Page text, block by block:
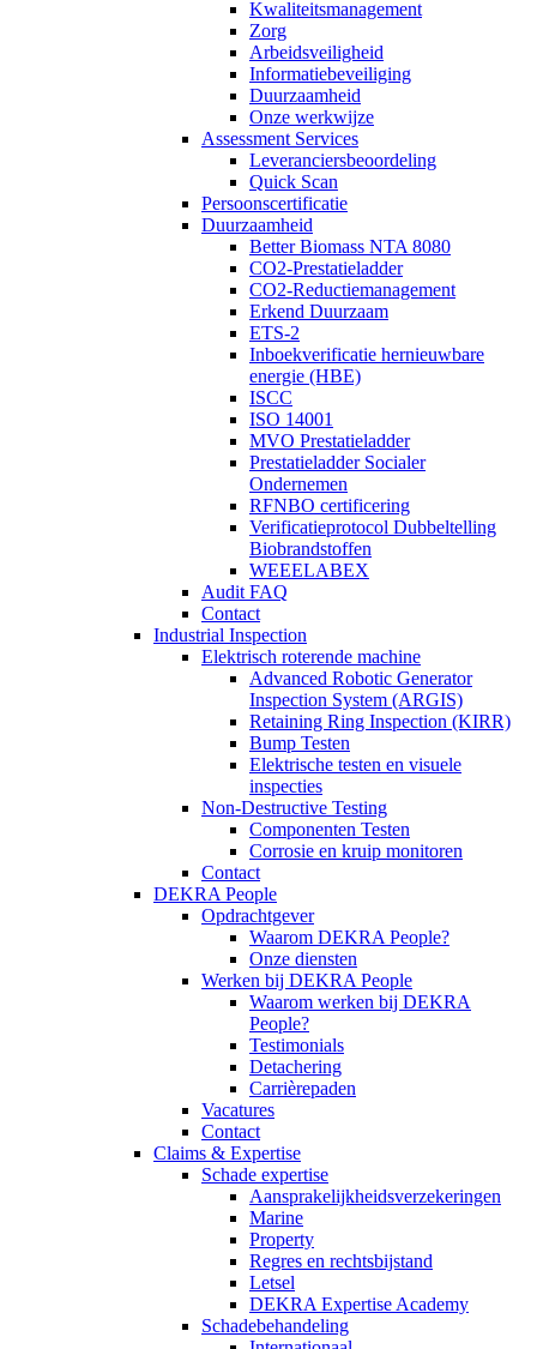
Kwaliteitsmanagement
Zorg
Arbeidsveiligheid
Informatiebeveiliging
Duurzaamheid
Onze werkwijze
Assessment Services
Leveranciersbeoordeling
Quick Scan
Persoonscertificatie
Duurzaamheid
Better Biomass NTA 8080
CO2-Prestatieladder
CO2-Reductiemanagement
Erkend Duurzaam
ETS-2
Inboekverificatie hernieuwbare
energie (HBE)
ISCC
ISO 14001
MVO Prestatieladder
Prestatieladder Socialer
Ondernemen
RFNBO certificering
Verificatieprotocol Dubbeltelling
Biobrandstoffen
WEEELABEX
Audit FAQ
Contact
Industrial Inspection
Elektrisch roterende machine
Advanced Robotic Generator
Inspection System (ARGIS)
Retaining Ring Inspection (KIRR)
Bump Testen
Elektrische testen en visuele
inspecties
Non-Destructive Testing
Componenten Testen
Corrosie en kruip monitoren
Contact
DEKRA People
Opdrachtgever
Waarom DEKRA People?
Onze diensten
Werken bij DEKRA People
Waarom werken bij DEKRA
People?
Testimonials
Detachering
Carrièrepaden
Vacatures
Contact
Claims & Expertise
Schade expertise
Aansprakelijkheidsverzekeringen
Marine
Property
Regres en rechtsbijstand
Letsel
DEKRA Expertise Academy
Schadebehandeling